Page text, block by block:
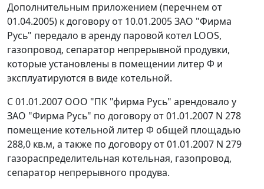
Дополнительным приложением (перечнем от
01.04.2005) к договору от 10.01.2005 ЗАО "Фирма
Русь" передало в аренду паровой котел LOOS,
газопровод, сепаратор непрерывной продувки,
которые установлены в помещении литер Ф и
эксплуатируются в виде котельной.
С 01.01.2007 ООО "ПК "фирма Русь" арендовало у
ЗАО "Фирма Русь" по договору от 01.01.2007 N 278
помещение котельной литер Ф общей площадью
288,0 кв.м, а также по договору от 01.01.2007 N 279
газораспределительная котельная, газопровод,
сепаратор непрерывного продува.